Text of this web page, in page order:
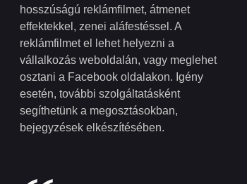
hosszúságú reklámfilmet, átmenet
effektekkel, zenei aláfestéssel. A
reklámfilmet el lehet helyezni a
vállalkozás weboldalán, vagy meglehet
osztani a Facebook oldalakon. Igény
esetén, további szolgáltatásként
segíthetünk a megosztásokban,
bejegyzések elkészítésében.